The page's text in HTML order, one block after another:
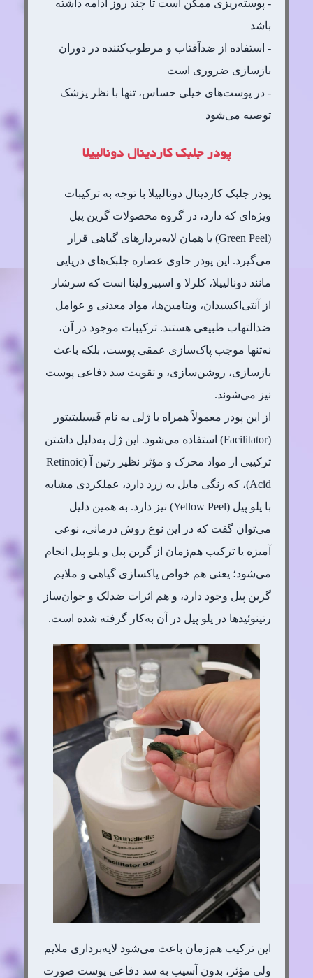
- پوسته‌ریزی ممکن است تا چند روز ادامه داشته
باشد
- استفاده از ضدآفتاب و مرطوب‌کننده در دوران
بازسازی ضروری است
- در پوست‌های خیلی حساس، تنها با نظر پزشک
توصیه می‌شود
پودر جلبک کاردینال دونالییلا
پودر جلبک کاردینال دونالییلا با توجه به ترکیبات
ویژه‌ای که دارد، در گروه محصولات گرین پیل
(Green Peel) یا همان لایه‌بردارهای گیاهی قرار
می‌گیرد. این پودر حاوی عصاره جلبک‌های دریایی
مانند دونالییلا، کلرلا و اسپیرولینا است که سرشار
از آنتی‌اکسیدان، ویتامین‌ها، مواد معدنی و عوامل
ضدالتهاب طبیعی هستند. ترکیبات موجود در آن،
نه‌تنها موجب پاک‌سازی عمقی پوست، بلکه باعث
بازسازی، روشن‌سازی، و تقویت سد دفاعی پوست
نیز می‌شوند.
از این پودر معمولاً همراه با ژلی به نام فَسیلیتیتور
(Facilitator) استفاده می‌شود. این ژل به‌دلیل داشتن
ترکیبی از مواد محرک و مؤثر نظیر رتین آ (Retinoic
Acid)، که رنگی مایل به زرد دارد، عملکردی مشابه
با یلو پیل (Yellow Peel) نیز دارد. به همین دلیل
می‌توان گفت که در این نوع روش درمانی، نوعی
آمیزه‌ یا ترکیب هم‌زمان از گرین پیل و یلو پیل انجام
می‌شود؛ یعنی هم خواص پاکسازی گیاهی و ملایم
گرین پیل وجود دارد، و هم اثرات ضدلک و جوان‌ساز
رتینوئیدها در یلو پیل در آن به‌کار گرفته شده است.
این ترکیب هم‌زمان باعث می‌شود لایه‌برداری ملایم
ولی مؤثر، بدون آسیب به سد دفاعی پوست صورت